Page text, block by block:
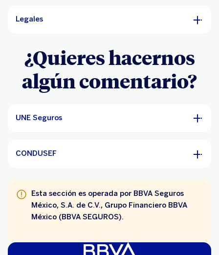
Legales
¿Quieres hacernos
algún comentario?
UNE Seguros
CONDUSEF
Esta sección es operada por BBVA Seguros
México, S.A. de C.V., Grupo Financiero BBVA
México (BBVA SEGUROS).